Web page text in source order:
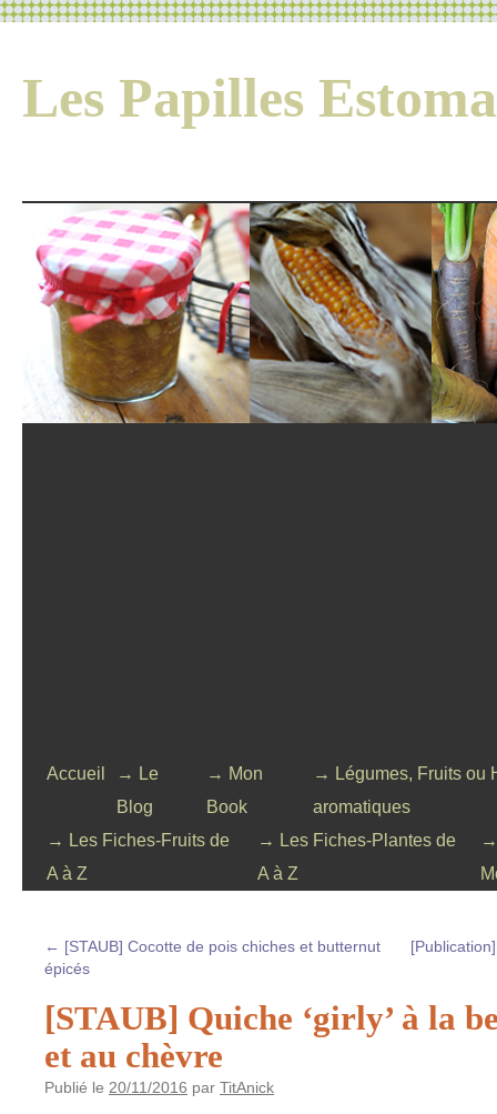
Les Papilles
Accueil
→ Le
Blog
→ Mon
Book
→ Légumes, Fruits ou
aromatiques
→ Les Fiches-Fruits de
A à Z
→ Les Fiches-Plantes de
A à Z
→
← [STAUB] Cocotte de pois chiches et butternut
épicés
[STAUB] Quiche ‘girly’ à la
et au chèvre
Publié le 20/11/2016 par TitAnick